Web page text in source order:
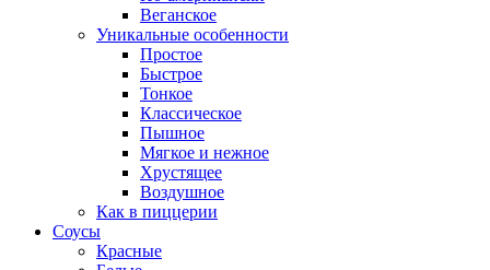
Веганское
Уникальные особенности
Простое
Быстрое
Тонкое
Классическое
Пышное
Мягкое и нежное
Хрустящее
Воздушное
Как в пиццерии
Соусы
Красные